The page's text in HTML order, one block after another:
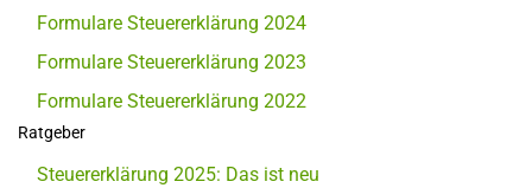
Formulare Steuererklärung 2024
Formulare Steuererklärung 2023
Formulare Steuererklärung 2022
Ratgeber
Steuererklärung 2025: Das ist neu